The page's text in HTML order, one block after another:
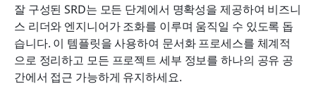
잘 구성된 SRD는 모든 단계에서 명확성을 제공하여 비즈니
스 리더와 엔지니어가 조화를 이루며 움직일 수 있도록 돕
습니다. 이 템플릿을 사용하여 문서화 프로세스를 체계적
으로 정리하고 모든 프로젝트 세부 정보를 하나의 공유 공
간에서 접근 가능하게 유지하세요.